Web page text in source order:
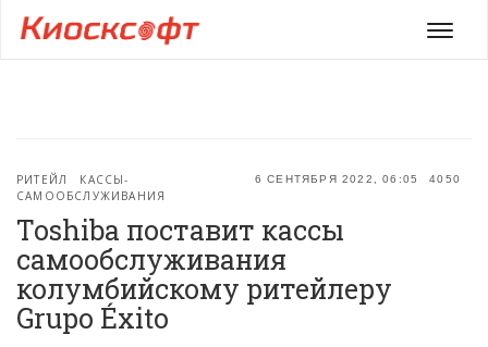
Меню
6 СЕНТЯБРЯ 2022, 06:05 4050
РИТЕЙЛ
КАССЫ-
САМООБСЛУЖИВАНИЯ
Toshiba поставит кассы
самообслуживания
колумбийскому ритейлеру
Grupo Éxito